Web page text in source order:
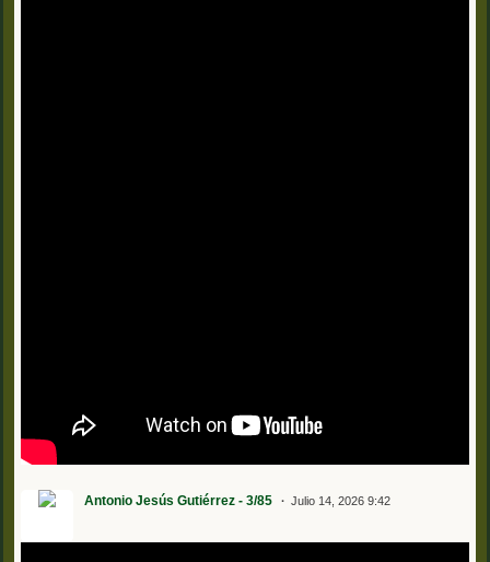
Antonio Jesús Gutiérrez - 3/85 Julio 14, 2026 9:42